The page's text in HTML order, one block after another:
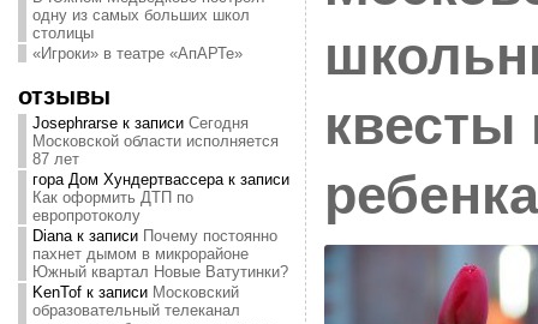
одну из самых больших школ
столицы
«Игроки» в театре «АпАРТе»
отзывы
Josephrarseк записи Сегодня
Московской области исполняется
87 лет
гора Дом Хундертвассерак записи
Как оформить ДТП по
европротоколу
Dianaк записи Почему постоянно
пахнет дымом в микрорайоне
Южный квартал Новые Ватутинки?
KenTofк записи Московский
образовательный телеканал
квесты
ребенка